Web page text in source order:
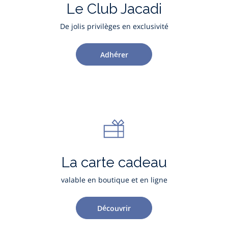
Le Club Jacadi
De jolis privilèges en exclusivité
Adhérer
La carte cadeau
valable en boutique et en ligne
Découvrir